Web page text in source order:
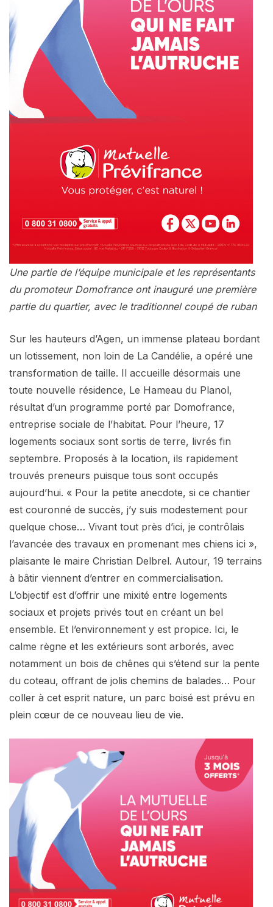
Une partie de l’équipe municipale et les représentants
du promoteur Domofrance ont inauguré une première
partie du quartier, avec le traditionnel coupé de ruban
Sur les hauteurs d’Agen, un immense plateau bordant
un lotissement, non loin de La Candélie, a opéré une
transformation de taille. Il accueille désormais une
toute nouvelle résidence, Le Hameau du Planol,
résultat d’un programme porté par Domofrance,
entreprise sociale de l’habitat. Pour l’heure, 17
logements sociaux sont sortis de terre, livrés fin
septembre. Proposés à la location, ils rapidement
trouvés preneurs puisque tous sont occupés
aujourd’hui. « Pour la petite anecdote, si ce chantier
est couronné de succès, j’y suis modestement pour
quelque chose… Vivant tout près d’ici, je contrôlais
l’avancée des travaux en promenant mes chiens ici »,
plaisante le maire Christian Delbrel. Autour, 19 terrains
à bâtir viennent d’entrer en commercialisation.
L’objectif est d’offrir une mixité entre logements
sociaux et projets privés tout en créant un bel
ensemble. Et l’environnement y est propice. Ici, le
calme règne et les extérieurs sont arborés, avec
notamment un bois de chênes qui s’étend sur la pente
du coteau, offrant de jolis chemins de balades… Pour
coller à cet esprit nature, un parc boisé est prévu en
plein cœur de ce nouveau lieu de vie.